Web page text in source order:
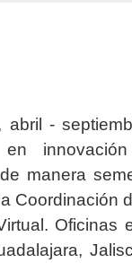
abril -
en
manera
Coordinación
Oficinas